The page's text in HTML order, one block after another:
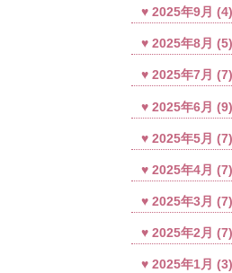
2025年9月 (4)
2025年8月 (5)
2025年7月 (7)
2025年6月 (9)
2025年5月 (7)
2025年4月 (7)
2025年3月 (7)
2025年2月 (7)
2025年1月 (3)